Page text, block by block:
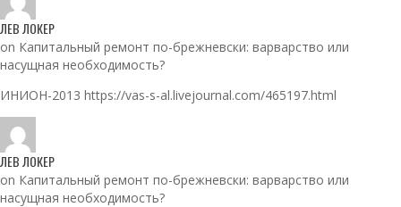
ЛЕВ ЛОКЕР
on Капитальный ремонт по-брежневски: варварство или
насущная необходимость?
ИНИОН-2013 https://vas-s-al.livejournal.com/465197.html
ЛЕВ ЛОКЕР
on Капитальный ремонт по-брежневски: варварство или
насущная необходимость?